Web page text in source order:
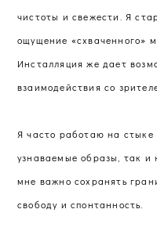
чистоты и свежести. Я
ощущение «схваченного»
Инсталляция же дает
взаимодействия со
Я часто работаю на
узнаваемые образы, так и
мне важно сохранять
свободу и спонтанность.